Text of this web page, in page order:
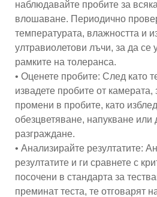
наблюдавайте пробите за
влошаване. Периодично
температурата, влажността и
ултравиолетови лъчи, за да се
рамките на толеранса.
• Оценете пробите: След като
извадете пробите от камерата,
промени в пробите, като
обезцветяване, напукване или
разграждане.
• Анализирайте резултатите:
резултатите и ги сравнете с
посочени в стандарта за
преминат теста, те отговарят